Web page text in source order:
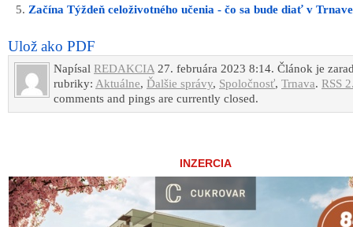
Začína Týždeň celoživotného učenia ‐ čo sa bude diať v
Ulož ako PDF
Napísal REDAKCIA27. februára 2023 8:14. Článok je
rubriky: Aktuálne, Ďalšie správy, Spoločnosť, Trnava. RSS
comments and pings are currently closed.
INZERCIA